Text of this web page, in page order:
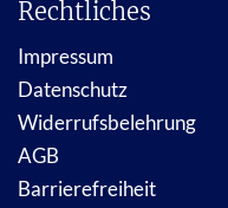
Rechtliches
Impressum
Datenschutz
Widerrufsbelehrung
AGB
Barrierefreiheit